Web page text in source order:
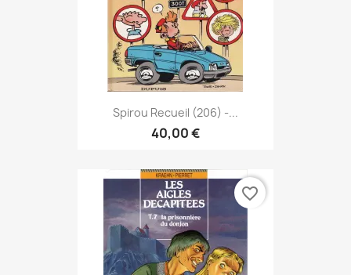
Spirou Recueil (206) -...
40,00 €
favorite_border